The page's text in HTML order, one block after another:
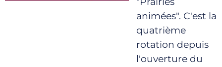
animées". C'est la
quatrième
rotation depuis
l'ouverture du